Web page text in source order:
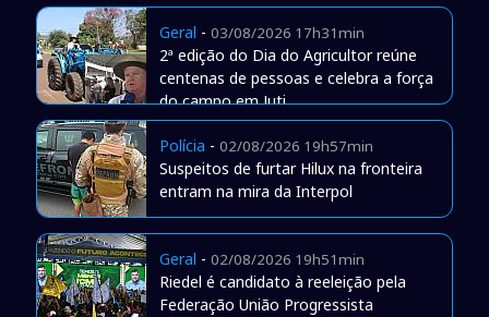
Geral - 03/08/2026 17h31min
2ª edição do Dia do Agricultor reúne
centenas de pessoas e celebra a força
do campo em Juti
Polícia - 02/08/2026 19h57min
Suspeitos de furtar Hilux na fronteira
entram na mira da Interpol
Geral - 02/08/2026 19h51min
Riedel é candidato à reeleição pela
Federação União Progressista